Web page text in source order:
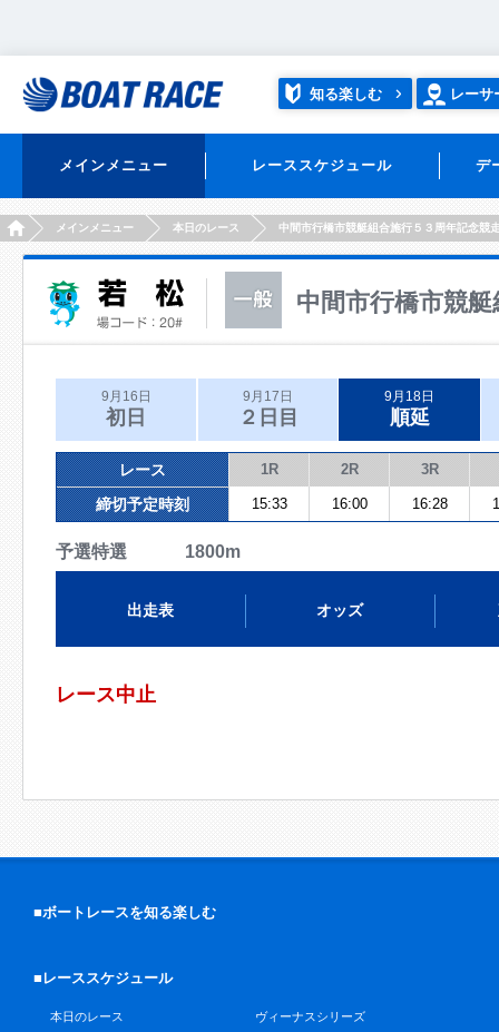
知る楽しむ レーサ
メインメニュー レーススケジュール デ
HOMEメインメニュー 本日のレース 中間市行橋市競艇組合施行５３周年記念競
中間市行橋市競
9月16日
初日
9月17日
２日目
9月18日
順延
レース 1R 2R 3R
締切予定時刻 15:33 16:00 16:28
予選特選 1800m
出走表 オッズ
レース中止
■ボートレースを知る楽しむ
■レーススケジュール
本日のレース
ヴィーナスシリーズ